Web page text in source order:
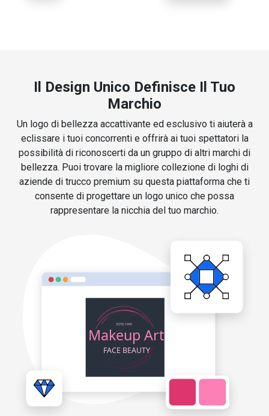
Il Design Unico Definisce Il Tuo
Marchio
Un logo di bellezza accattivante ed esclusivo ti aiuterà a
eclissare i tuoi concorrenti e offrirà ai tuoi spettatori la
possibilità di riconoscerti da un gruppo di altri marchi di
bellezza. Puoi trovare la migliore collezione di loghi di
aziende di trucco premium su questa piattaforma che ti
consente di progettare un logo unico che possa
rappresentare la nicchia del tuo marchio.